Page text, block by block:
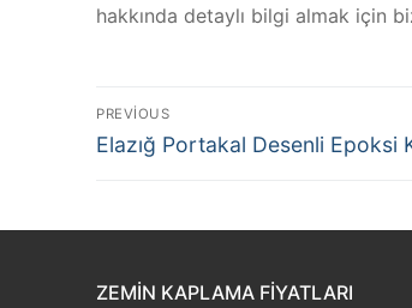
hakkında detaylı bilgi almak için
Yazı
gezinmesi
PREVIOUS
Previous
Elazığ Portakal Desenli Epoksi
ZEMIN KAPLAMA FIYATLARI